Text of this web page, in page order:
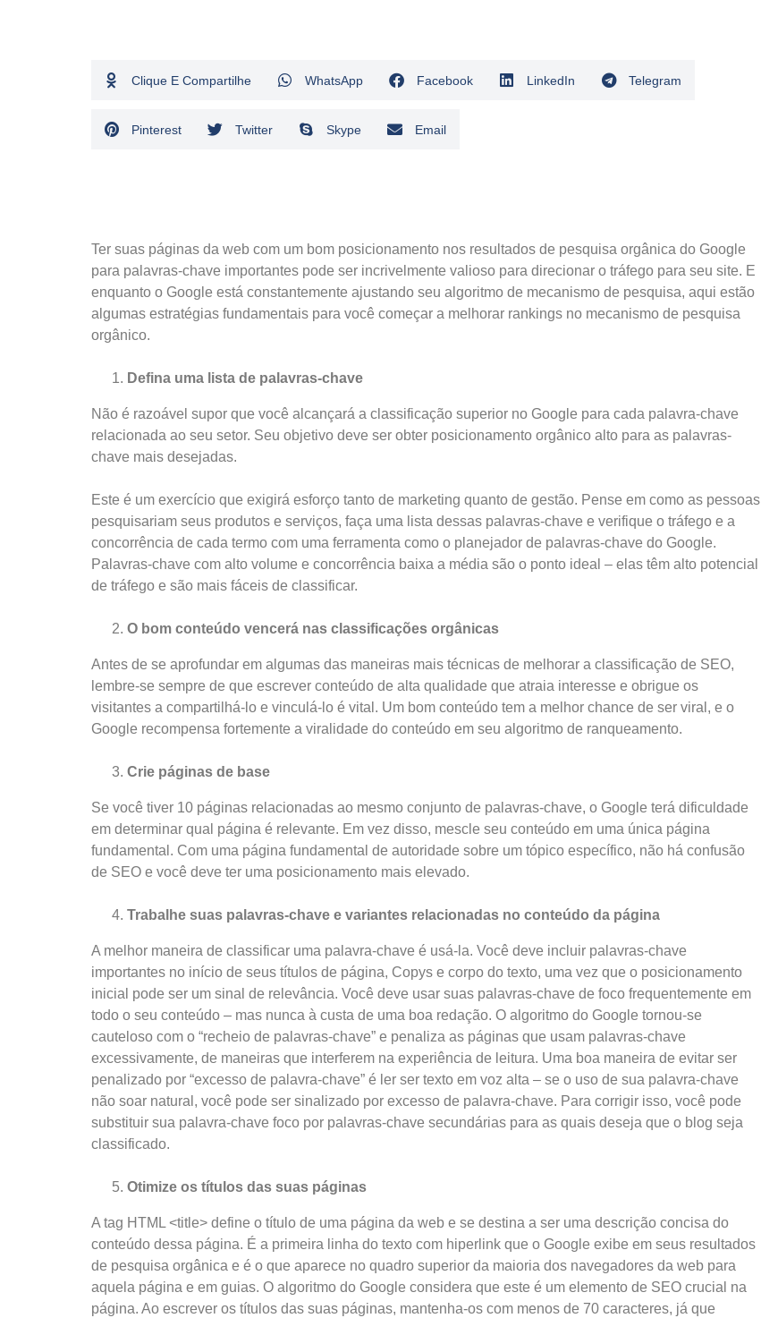
Clique E Compartilhe WhatsApp Facebook LinkedIn Telegram
Pinterest Twitter Skype Email
Ter suas páginas da web com um bom posicionamento nos resultados de pesquisa orgânica do Google
para palavras-chave importantes pode ser incrivelmente valioso para direcionar o tráfego para seu site. E
enquanto o Google está constantemente ajustando seu algoritmo de mecanismo de pesquisa, aqui estão
algumas estratégias fundamentais para você começar a melhorar rankings no mecanismo de pesquisa
orgânico.
Defina uma lista de palavras-chave
Não é razoável supor que você alcançará a classificação superior no Google para cada palavra-chave
relacionada ao seu setor. Seu objetivo deve ser obter posicionamento orgânico alto para as palavras-
chave mais desejadas.
Este é um exercício que exigirá esforço tanto de marketing quanto de gestão. Pense em como as pessoas
pesquisariam seus produtos e serviços, faça uma lista dessas palavras-chave e verifique o tráfego e a
concorrência de cada termo com uma ferramenta como o planejador de palavras-chave do Google.
Palavras-chave com alto volume e concorrência baixa a média são o ponto ideal – elas têm alto potencial
de tráfego e são mais fáceis de classificar.
O bom conteúdo vencerá nas classificações orgânicas
Antes de se aprofundar em algumas das maneiras mais técnicas de melhorar a classificação de SEO,
lembre-se sempre de que escrever conteúdo de alta qualidade que atraia interesse e obrigue os
visitantes a compartilhá-lo e vinculá-lo é vital. Um bom conteúdo tem a melhor chance de ser viral, e o
Google recompensa fortemente a viralidade do conteúdo em seu algoritmo de ranqueamento.
Crie páginas de base
Se você tiver 10 páginas relacionadas ao mesmo conjunto de palavras-chave, o Google terá dificuldade
em determinar qual página é relevante. Em vez disso, mescle seu conteúdo em uma única página
fundamental. Com uma página fundamental de autoridade sobre um tópico específico, não há confusão
de SEO e você deve ter uma posicionamento mais elevado.
Trabalhe suas palavras-chave e variantes relacionadas no conteúdo da página
A melhor maneira de classificar uma palavra-chave é usá-la. Você deve incluir palavras-chave
importantes no início de seus títulos de página, Copys e corpo do texto, uma vez que o posicionamento
inicial pode ser um sinal de relevância. Você deve usar suas palavras-chave de foco frequentemente em
todo o seu conteúdo – mas nunca à custa de uma boa redação. O algoritmo do Google tornou-se
cauteloso com o “recheio de palavras-chave” e penaliza as páginas que usam palavras-chave
excessivamente, de maneiras que interferem na experiência de leitura. Uma boa maneira de evitar ser
penalizado por “excesso de palavra-chave” é ler ser texto em voz alta – se o uso de sua palavra-chave
não soar natural, você pode ser sinalizado por excesso de palavra-chave. Para corrigir isso, você pode
substituir sua palavra-chave foco por palavras-chave secundárias para as quais deseja que o blog seja
classificado.
Otimize os títulos das suas páginas
A tag HTML <title> define o título de uma página da web e se destina a ser uma descrição concisa do
conteúdo dessa página. É a primeira linha do texto com hiperlink que o Google exibe em seus resultados
de pesquisa orgânica e é o que aparece no quadro superior da maioria dos navegadores da web para
aquela página e em guias. O algoritmo do Google considera que este é um elemento de SEO crucial na
página. Ao escrever os títulos das suas páginas, mantenha-os com menos de 70 caracteres, já que